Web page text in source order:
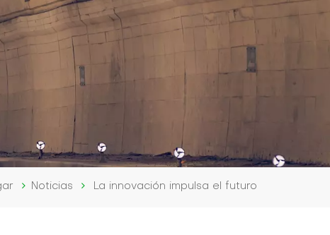
Русский
Noticias La innovación impulsa el futuro